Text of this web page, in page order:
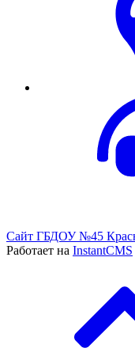
Сайт ГБДОУ №45
Работает на InstantCMS